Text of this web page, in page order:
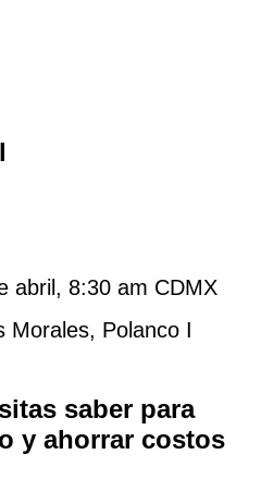
abril, 8:30 am CDMX
Morales, Polanco I
saber para
y ahorrar costos